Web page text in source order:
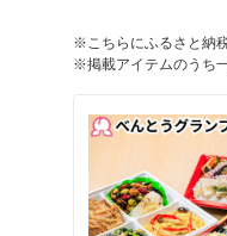
※こちらにふるさと納
※掲載アイテムのうち